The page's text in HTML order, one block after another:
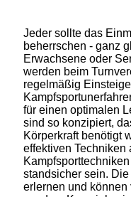
Jeder sollte das
beherrschen - ganz
Erwachsene oder
werden beim
regelmäßig
für einen optimalen
sind so konzipiert,
Körperkraft benötigt
effektiven Techniken
standsicher sein.
erlernen und können